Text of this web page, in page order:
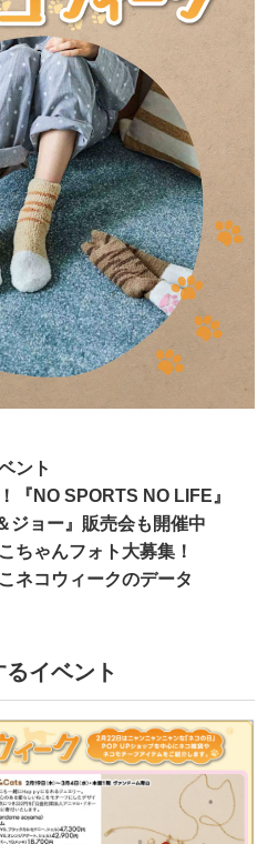
ント
『NO SPORTS NO LIFE』
ジョー』販売会も開催中
ちゃんフォト大募集！
ネコウィークのデータ
イベント